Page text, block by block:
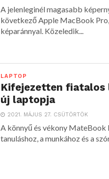
A jelenleginél magasabb
következő Apple MacBook Pro,
képaránnyal. Közeledik...
LAPTOP
Kifejezetten fiatalos
új laptopja
2021. MÁJUS 27. CSÜTÖRTÖK
A könnyű és vékony MateBook
tanuláshoz, a munkához és a